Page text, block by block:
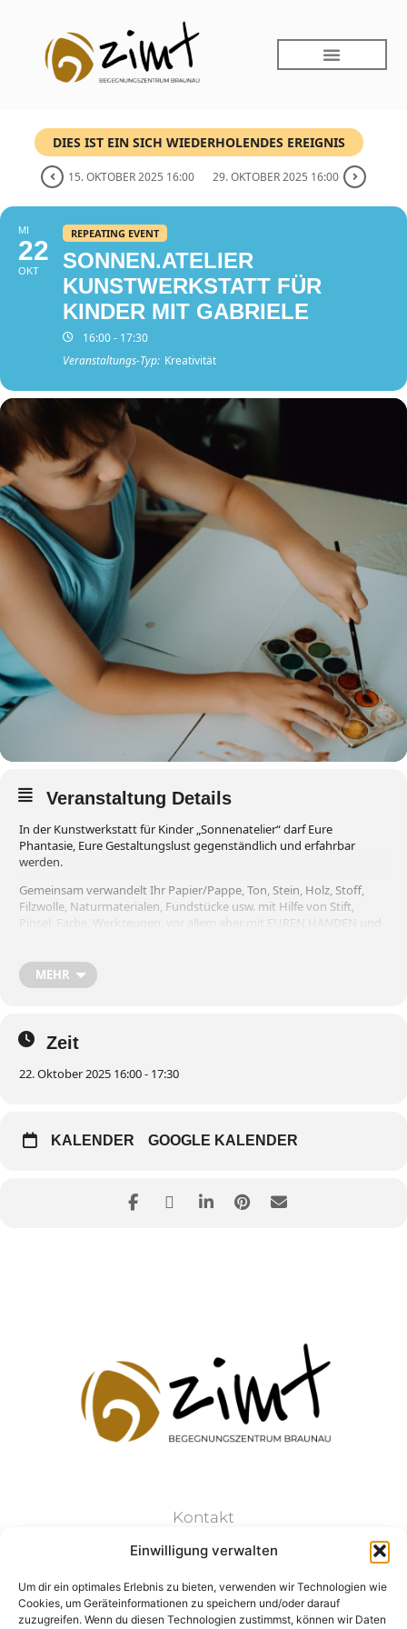
Einwilligung verwalten
Um dir ein optimales Erlebnis zu bieten, verwenden wir Technologien wie
Cookies, um Geräteinformationen zu speichern und/oder darauf
zuzugreifen. Wenn du diesen Technologien zustimmst, können wir Daten
DIES IST EIN SICH WIEDERHOLENDES EREIGNIS
15. OKTOBER 2025 16:00 29. OKTOBER 2025 16:00
MI
22
OKT
REPEATING EVENT
SONNEN.ATELIER
KUNSTWERKSTATT FÜR
KINDER MIT GABRIELE
16:00 - 17:30
Veranstaltungs-Typ: Kreativität
Veranstaltung Details
In der Kunstwerkstatt für Kinder „Sonnenatelier“ darf Eure
Phantasie, Eure Gestaltungslust gegenständlich und erfahrbar
werden.
Gemeinsam verwandelt Ihr Papier/Pappe, Ton, Stein, Holz, Stoff,
Filzwolle, Naturmaterialen, Fundstücke usw. mit Hilfe von Stift,
Pinsel, Farbe, Werkzeugen, vor allem aber mit EUREN HÄNDEN und
„Sonnen.atelier“ für Kinder im Alter von 5-12 Jahren
haben am kreativen Gestalten.
Kunsttherapeutin Frau Gabriele zu Castell, Tel.
MEHR
Zeit
22. Oktober 2025 16:00 - 17:30
KALENDER GOOGLE KALENDER
Kontakt
Impressum